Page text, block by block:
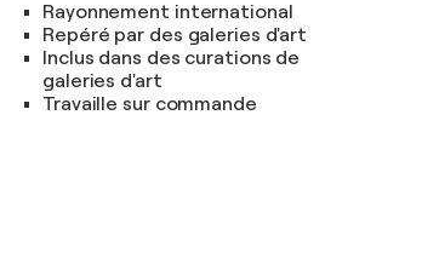
Rayonnement international
Repéré par des galeries d'art
Inclus dans des curations de
galeries d'art
Travaille sur commande